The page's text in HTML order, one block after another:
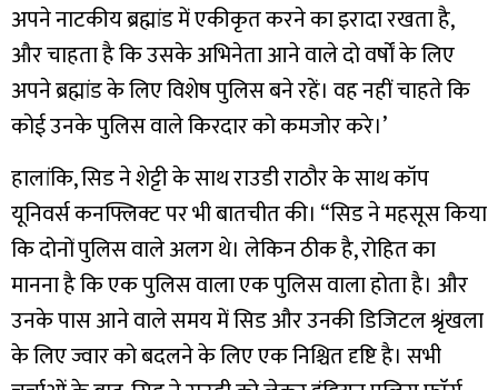
अपने नाटकीय ब्रह्मांड में एकीकृत करने का इरादा रखता है,
और चाहता है कि उसके अभिनेता आने वाले दो वर्षों के लिए
अपने ब्रह्मांड के लिए विशेष पुलिस बने रहें। वह नहीं चाहते कि
कोई उनके पुलिस वाले किरदार को कमजोर करे।’
हालांकि, सिड ने शेट्टी के साथ राउडी राठौर के साथ कॉप
यूनिवर्स कनफ्लिक्ट पर भी बातचीत की। “सिड ने महसूस किया
कि दोनों पुलिस वाले अलग थे। लेकिन ठीक है, रोहित का
मानना है कि एक पुलिस वाला एक पुलिस वाला होता है। और
उनके पास आने वाले समय में सिड और उनकी डिजिटल श्रृंखला
के लिए ज्वार को बदलने के लिए एक निश्चित दृष्टि है। सभी